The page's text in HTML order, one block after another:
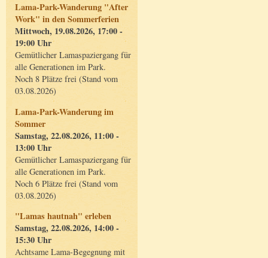
Lama-Park-Wanderung "After
Work" in den Sommerferien
Mittwoch, 19.08.2026, 17:00 -
19:00 Uhr
Gemütlicher Lamaspaziergang für
alle Generationen im Park.
Noch 8 Plätze frei (Stand vom
03.08.2026)
Lama-Park-Wanderung im
Sommer
Samstag, 22.08.2026, 11:00 -
13:00 Uhr
Gemütlicher Lamaspaziergang für
alle Generationen im Park.
Noch 6 Plätze frei (Stand vom
03.08.2026)
"Lamas hautnah" erleben
Samstag, 22.08.2026, 14:00 -
15:30 Uhr
Achtsame Lama-Begegnung mit